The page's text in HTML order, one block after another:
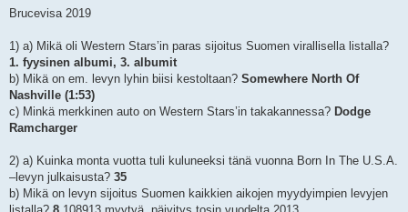
e
Brucevisa 2019
1) a) Mikä oli Western Stars’in paras sijoitus Suomen virallisella listalla?
1. fyysinen albumi, 3. albumit
b) Mikä on em. levyn lyhin biisi kestoltaan? Somewhere North Of
Nashville (1:53)
c) Minkä merkkinen auto on Western Stars’in takakannessa? Dodge
Ramcharger
2) a) Kuinka monta vuotta tuli kuluneeksi tänä vuonna Born In The U.S.A.
–levyn julkaisusta? 35
b) Mikä on levyn sijoitus Suomen kaikkien aikojen myydyimpien levyjen